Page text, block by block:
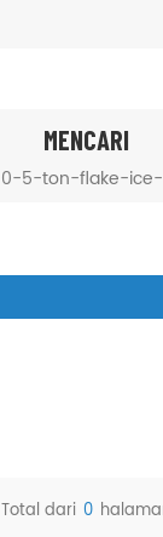
MENCARI
0-5-ton-flake-
Total dari 0